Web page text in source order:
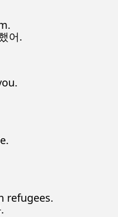
어.
refugees.